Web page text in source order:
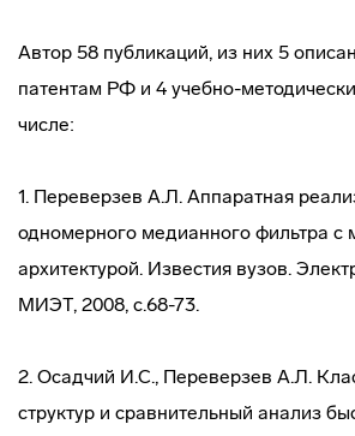
Автор 58 публикаций, из них 5
патентам РФ и 4 учебно-
числе:
1. Переверзев А.Л. Аппаратная
одномерного медианного фильтра с
архитектурой. Известия вузов.
МИЭТ, 2008, с.68-73.
2. Осадчий И.С., Переверзев А.Л.
структур и сравнительный анализ